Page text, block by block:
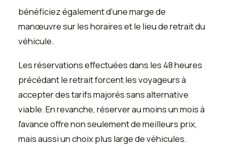
bénéficiez également d'une marge de
manœuvre sur les horaires et le lieu de retrait du
véhicule.
Les réservations effectuées dans les 48 heures
précédant le retrait forcent les voyageurs à
accepter des tarifs majorés sans alternative
viable. En revanche, réserver au moins un mois à
l'avance offre non seulement de meilleurs prix,
mais aussi un choix plus large de véhicules.